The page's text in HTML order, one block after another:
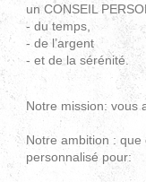
un CONSEIL
- du temps,
- de l’argent
- et de la sérénité.
Notre mission: vous
Notre ambition :
personnalisé pour: